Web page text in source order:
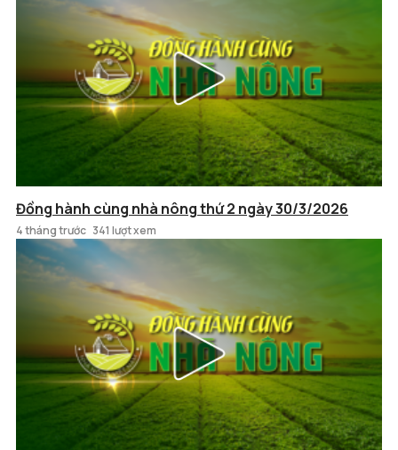
Đồng hành cùng nhà nông thứ 2 ngày 30/3/2026
4 tháng trước 341 lượt xem